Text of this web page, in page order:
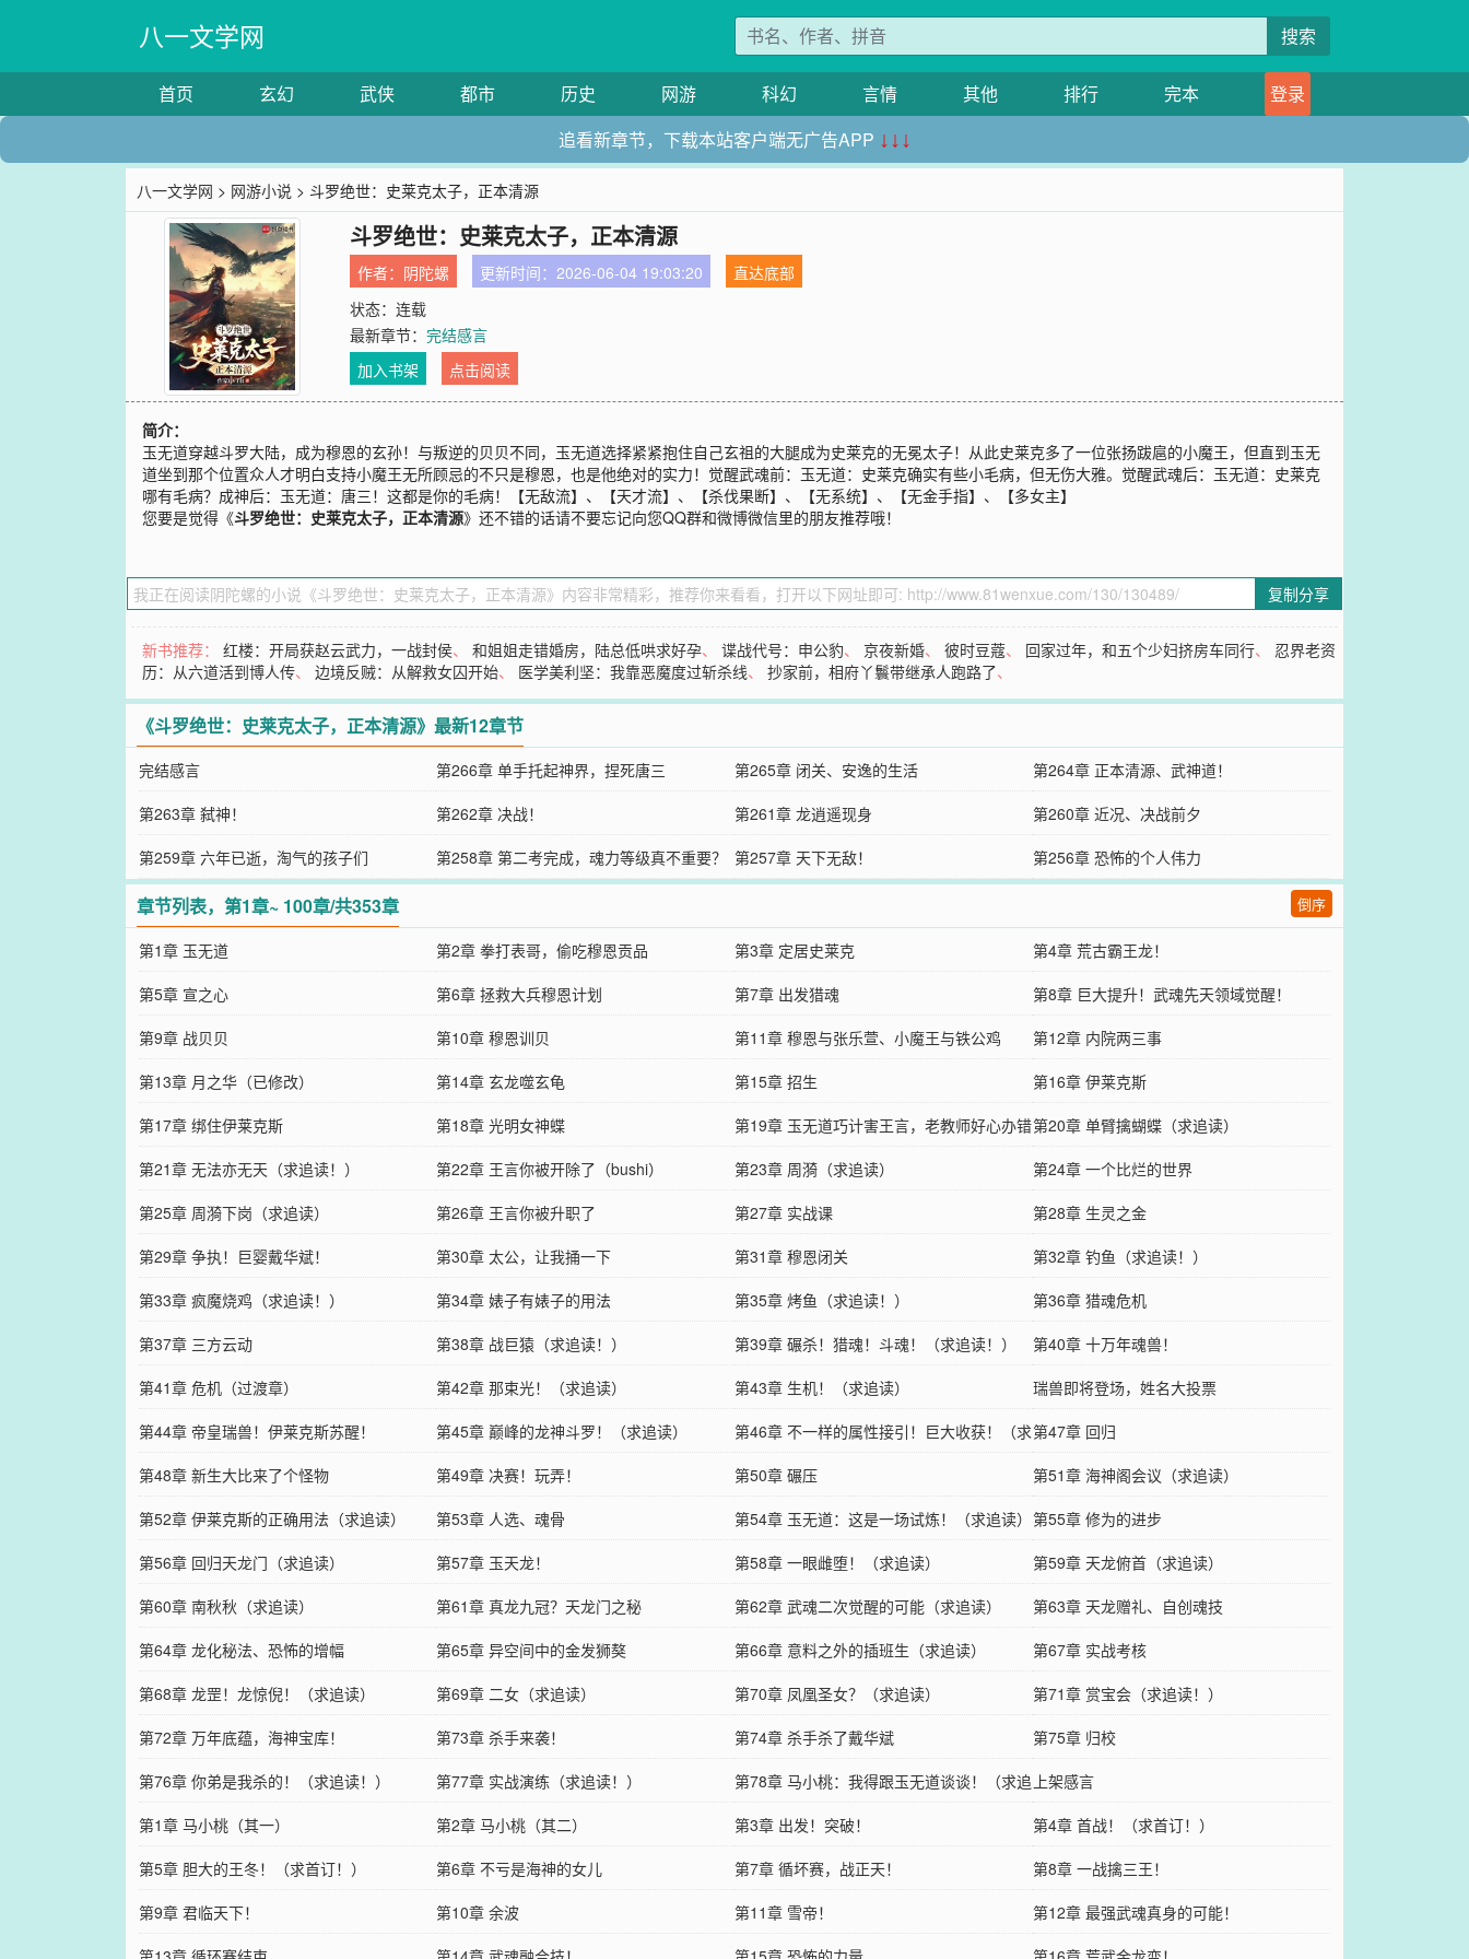
八一文学网 搜索
首页 玄幻 武侠 都市 历史 网游 科幻 言情 其他 排行 完本
登录
追看新章节，下载本站客户端无广告APP ↓↓↓
八一文学网 > 网游小说 > 斗罗绝世：史莱克太子，正本清源
斗罗绝世：史莱克太子，正本清源
作者： 阴陀螺 更新时间：2026-06-04 19:03:20
直达底部
状态：连载
最新章节：完结感言
加入书架
点击阅读
简介：
玉无道穿越斗罗大陆，成为穆恩的玄孙！与叛逆的贝贝不同，玉无道选择紧紧抱住自己玄祖的大腿成为史莱克的无冕太子！从此史莱克多了一位张扬跋扈的小魔王，但直到玉无
道坐到那个位置众人才明白支持小魔王无所顾忌的不只是穆恩，也是他绝对的实力！觉醒武魂前：玉无道：史莱克确实有些小毛病，但无伤大雅。觉醒武魂后：玉无道：史莱克
哪有毛病？成神后：玉无道：唐三！这都是你的毛病！【无敌流】、【天才流】、【杀伐果断】、【无系统】、【无金手指】、【多女主】
您要是觉得《斗罗绝世：史莱克太子，正本清源》还不错的话请不要忘记向您QQ群和微博微信里的朋友推荐哦！
复制分享
新书推荐：红楼：开局获赵云武力，一战封侯、和姐姐走错婚房，陆总低哄求好孕、谍战代号：申公豹、 京夜新婚、彼时豆蔻、 回家过年，和五个少妇挤房车同行、 忍界老资
历：从六道活到博人传、边境反贼：从解救女囚开始、 医学美利坚：我靠恶魔度过斩杀线、抄家前，相府丫鬟带继承人跑路了、
《斗罗绝世：史莱克太子，正本清源》最新12章节
完结感言 第266章 单手托起神界，捏死唐三 第265章 闭关、安逸的生活
第264章 正本清源、武神道！
第263章 弑神！
第262章 决战！ 第261章 龙逍遥现身
第260章 近况、决战前夕
第259章 六年已逝，淘气的孩子们
第258章 第二考完成，魂力等级真不重要？ 第257章 天下无敌！ 第256章 恐怖的个人伟力
章节列表，第1章~ 100章/共353章 倒序
第1章 玉无道 第2章 拳打表哥，偷吃穆恩贡品 第3章 定居史莱克
第4章 荒古霸王龙！
第5章 宣之心
第6章 拯救大兵穆恩计划 第7章 出发猎魂
第8章 巨大提升！武魂先天领域觉醒！
第9章 战贝贝
第10章 穆恩训贝 第11章 穆恩与张乐萱、小魔王与铁公鸡
第12章 内院两三事
第13章 月之华（已修改）
第14章 玄龙噬玄龟 第15章 招生
第16章 伊莱克斯
第17章 绑住伊莱克斯
第18章 光明女神蝶
第19章 玉无道巧计害王言，老教师好心办错
事
第20章 单臂擒蝴蝶（求追读）
第21章 无法亦无天（求追读！）
第22章 王言你被开除了（bushi） 第23章 周漪（求追读）
第24章 一个比烂的世界
第25章 周漪下岗（求追读）
第26章 王言你被升职了 第27章 实战课
第28章 生灵之金
第29章 争执！巨婴戴华斌！
第30章 太公，让我捅一下 第31章 穆恩闭关
第32章 钓鱼（求追读！）
第33章 疯魔烧鸡（求追读！）
第34章 婊子有婊子的用法 第35章 烤鱼（求追读！）
第36章 猎魂危机
第37章 三方云动
第38章 战巨猿（求追读！） 第39章 碾杀！猎魂！斗魂！（求追读！）
第40章 十万年魂兽！
第41章 危机（过渡章）
第42章 那束光！（求追读） 第43章 生机！（求追读）
瑞兽即将登场，姓名大投票
第44章 帝皇瑞兽！伊莱克斯苏醒！
第45章 巅峰的龙神斗罗！（求追读）
第46章 不一样的属性接引！巨大收获！（求
追读）
第47章 回归
第48章 新生大比来了个怪物
第49章 决赛！玩弄！ 第50章 碾压
第51章 海神阁会议（求追读）
第52章 伊莱克斯的正确用法（求追读）
第53章 人选、魂骨 第54章 玉无道：这是一场试炼！（求追读） 第55章 修为的进步
第56章 回归天龙门（求追读）
第57章 玉天龙！ 第58章 一眼雌堕！（求追读）
第59章 天龙俯首（求追读）
第60章 南秋秋（求追读）
第61章 真龙九冠？天龙门之秘 第62章 武魂二次觉醒的可能（求追读）
第63章 天龙赠礼、自创魂技
第64章 龙化秘法、恐怖的增幅
第65章 异空间中的金发狮獒 第66章 意料之外的插班生（求追读）
第67章 实战考核
第68章 龙罡！龙惊倪！（求追读）
第69章 二女（求追读） 第70章 凤凰圣女？（求追读）
第71章 赏宝会（求追读！）
第72章 万年底蕴，海神宝库！
第73章 杀手来袭！ 第74章 杀手杀了戴华斌
第75章 归校
第76章 你弟是我杀的！（求追读！）
第77章 实战演练（求追读！）
第78章 马小桃：我得跟玉无道谈谈！（求追
读）
上架感言
第1章 马小桃（其一）
第2章 马小桃（其二） 第3章 出发！突破！
第4章 首战！（求首订！）
第5章 胆大的王冬！（求首订！）
第6章 不亏是海神的女儿 第7章 循坏赛，战正天！
第8章 一战擒三王！
第9章 君临天下！
第10章 余波 第11章 雪帝！
第12章 最强武魂真身的可能！